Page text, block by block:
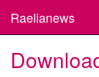
Raelianews